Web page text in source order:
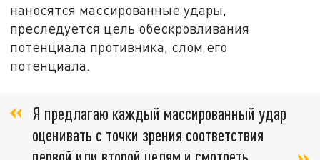
наносятся массированные удары,
преследуется цель обескровливания
потенциала противника, слом его
потенциала.
Я предлагаю каждый массированный удар
оценивать с точки зрения соответствия